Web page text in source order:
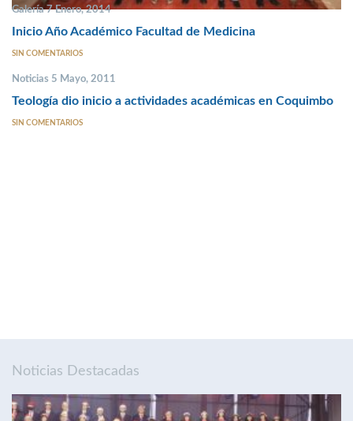
Galería 7 Enero, 2014
Inicio Año Académico Facultad de Medicina
SIN COMENTARIOS
Noticias 5 Mayo, 2011
Teología dio inicio a actividades académicas en Coquimbo
SIN COMENTARIOS
Noticias Destacadas